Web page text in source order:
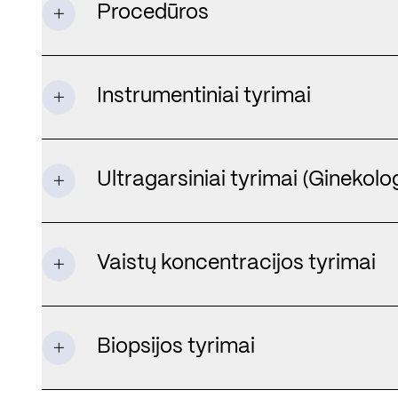
Procedūros
Instrumentiniai tyrimai
Ultragarsiniai tyrimai
Vaistų koncentracijos tyrimai
Biopsijos tyrimai